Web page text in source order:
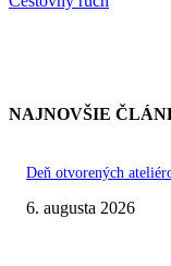
NAJNOVŠIE
Deň otvorených
6. augusta 2026